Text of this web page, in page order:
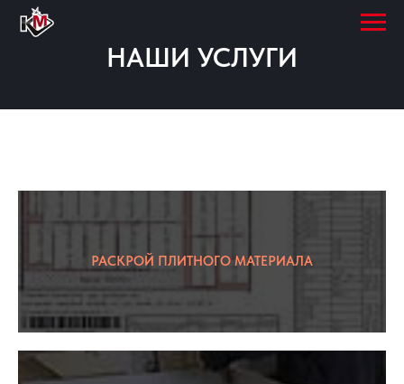
НАШИ УСЛУГИ
РАСКРОЙ ПЛИТНОГО МАТЕРИАЛА